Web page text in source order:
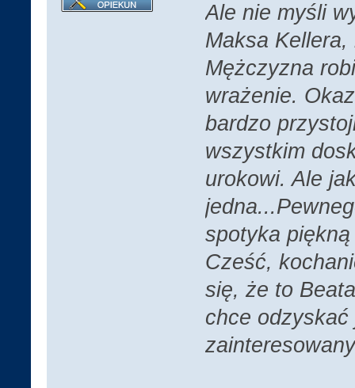
Ale nie myśli
Maksa
Mężczyzna
wrażenie.
bardzo
wszystkim
urokowi. Ale
spotyka
Cześć,
się, że to
chce